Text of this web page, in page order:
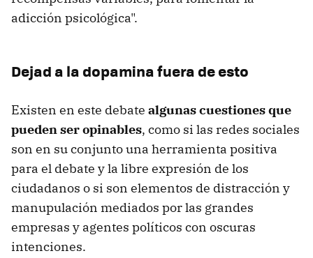
adicción psicológica".
Dejad a la dopamina fuera de esto
Existen en este debate algunas cuestiones que
pueden ser opinables, como si las redes sociales
son en su conjunto una herramienta positiva
para el debate y la libre expresión de los
ciudadanos o si son elementos de distracción y
manupulación mediados por las grandes
empresas y agentes políticos con oscuras
intenciones.